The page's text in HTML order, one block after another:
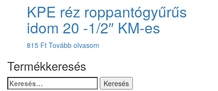
KPE réz roppantógyűrűs
idom 20 -1/2″ KM-es
815 Ft Tovább olvasom
Termékkeresés
Keresés: